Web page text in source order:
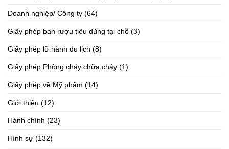
Doanh nghiệp/ Công ty (64)
Giấy phép bán rượu tiêu dùng tại chỗ (3)
Giấy phép lữ hành du lịch (8)
Giấy phép Phòng cháy chữa cháy (1)
Giấy phép về Mỹ phẩm (14)
Giới thiệu (12)
Hành chính (23)
Hình sự (132)